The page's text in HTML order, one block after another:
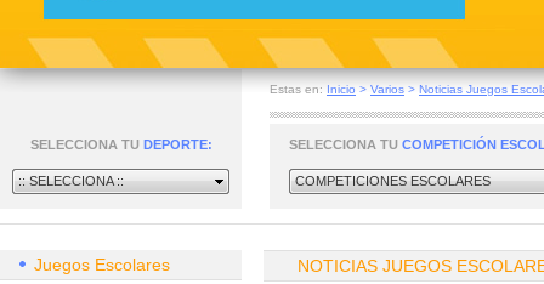
Estas en: Inicio > Varios > Noticias Juegos
SELECCIONA TU DEPORTE:
:: SELECCIONA ::
SELECCIONA TU COMPETICIÓN
COMPETICIONES ESCOLARES
Juegos Escolares NOTICIAS JUEGOS